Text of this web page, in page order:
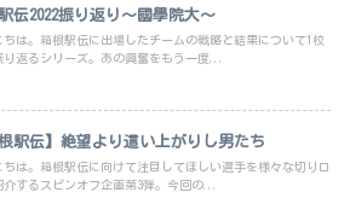
伝2022振り返り～國學院大～
ちは。箱根駅伝に出場したチームの戦略と結果について1校
り返るシリーズ。あの興奮をもう一度...
根駅伝】絶望より這い上がりし男たち
ちは。箱根駅伝に向けて注目してほしい選手を様々な切り口
介するスピンオフ企画第3弾。今回の...